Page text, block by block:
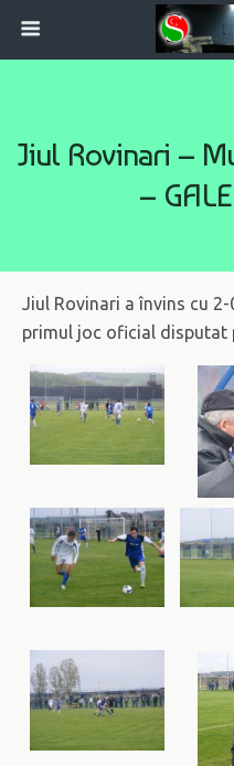
Jiul Rovinari –
–
Jiul Rovinari a învins cu
primul joc oficial disputat